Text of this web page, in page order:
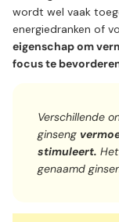
wordt wel vaak
energiedranken of
eigenschap om
focus te
Verschillende
ginseng
stimuleert.
genaamd